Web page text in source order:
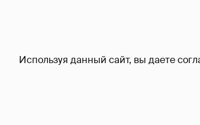
Используя данный сайт, вы даете